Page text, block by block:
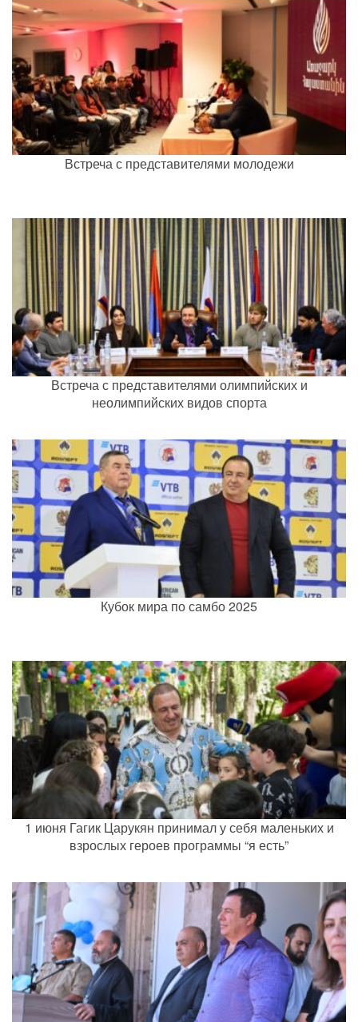
Встреча с представителями молодежи
Встреча с представителями олимпийских и
неолимпийских видов спорта
Кубок мира по самбо 2025
1 июня Гагик Царукян принимал у себя маленьких и
взрослых героев программы “я есть”